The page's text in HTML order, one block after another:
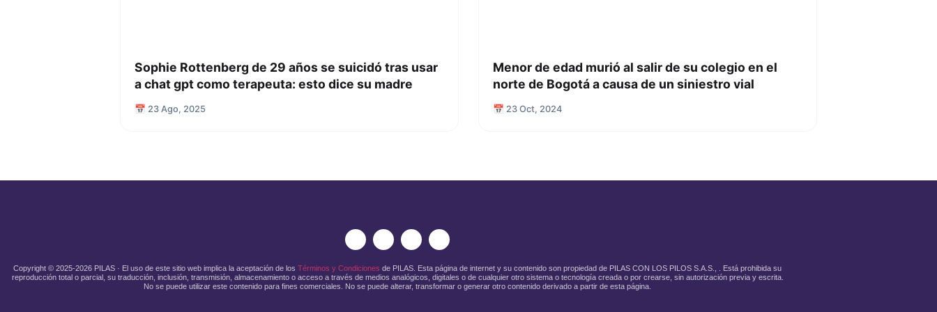
Sophie Rottenberg de 29 años se suicidó tras usar
a chat gpt como terapeuta: esto dice su madre
📅 23 Ago, 2025
Menor de edad murió al salir de su colegio en el
norte de Bogotá a causa de un siniestro vial
📅 23 Oct, 2024
Copyright © 2025-2026 PILAS · El uso de este sitio web implica la aceptación de los Términos y Condiciones de PILAS. Esta página de internet y su contenido son propiedad de PILAS CON LOS PILOS S.A.S., . Está prohibida su
reproducción total o parcial, su traducción, inclusión, transmisión, almacenamiento o acceso a través de medios analógicos, digitales o de cualquier otro sistema o tecnología creada o por crearse, sin autorización previa y escrita.
No se puede utilizar este contenido para fines comerciales. No se puede alterar, transformar o generar otro contenido derivado a partir de esta página.